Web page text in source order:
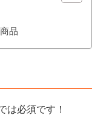
品
は必須です！